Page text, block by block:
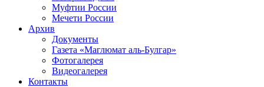
Муфтии России
Мечети России
Архив
Документы
Газета «Маглюмат аль-Булгар»
Фотогалерея
Видеогалерея
Контакты